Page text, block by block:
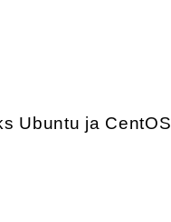
Ubuntu ja CentOS